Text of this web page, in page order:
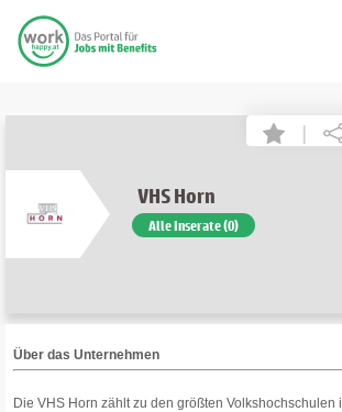
|
VHS Horn
Alle Inserate (0)
Über das Unternehmen
Die VHS Horn zählt zu den größten Volkshochschulen